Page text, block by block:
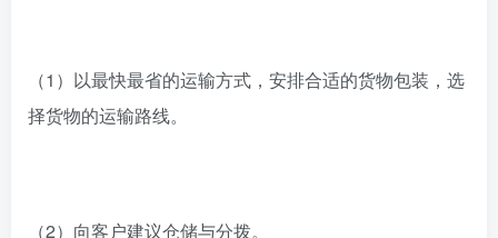
（1）以最快最省的运输方式，安排合适的货物包装，选
择货物的运输路线。
（2）向客户建议仓储与分拨。